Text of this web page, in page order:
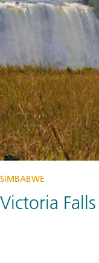
SIMBABWE
Victoria Falls